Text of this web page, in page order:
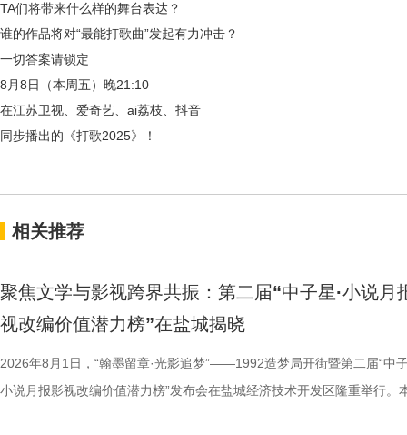
TA们将带来什么样的舞台表达？
谁的作品将对“最能打歌曲”发起有力冲击？
一切答案请锁定
8月8日（本周五）晚21:10
在江苏卫视、爱奇艺、 ai荔枝、抖音
同步播出的《打歌2025》！
相关推荐
聚焦文学与影视跨界共振：第二届“中子星·小说月
视改编价值潜力榜”在盐城揭晓
2026年8月1日，“翰墨留章·光影追梦”——1992造梦局开街暨第二届“中
小说月报影视改编价值潜力榜”发布会在盐城经济技术开发区隆重举行。